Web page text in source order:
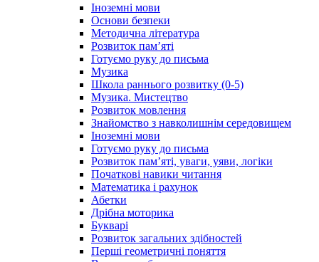
Іноземні мови
Основи безпеки
Методична література
Розвиток пам’яті
Готуємо руку до письма
Музика
Школа раннього розвитку (0-5)
Музика. Мистецтво
Розвиток мовлення
Знайомство з навколишнім середовищем
Іноземні мови
Готуємо руку до письма
Розвиток пам’яті, уваги, уяви, логіки
Початкові навики читання
Математика і рахунок
Абетки
Дрібна моторика
Букварі
Розвиток загальних здібностей
Перші геометричні поняття